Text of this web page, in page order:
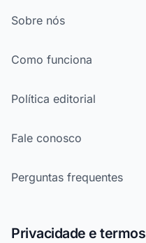
Sobre nós
Como funciona
Política editorial
Fale conosco
Perguntas frequentes
Privacidade e termos